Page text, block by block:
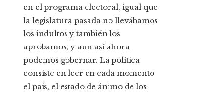
en el programa electoral, igual que
la legislatura pasada no llevábamos
los indultos y también los
aprobamos, y aun así ahora
podemos gobernar. La política
consiste en leer en cada momento
el país, el estado de ánimo de los